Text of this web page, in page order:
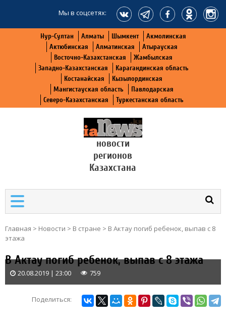
Мы в соцсетях:
Нур-Султан Алматы Шымкент
Акмолинская
Актюбинская
Алматинская
Атырауская
Восточно-Казахстанская
Жамбылская
Западно-Казахстанская
Карагандинская область
Костанайская
Кызылординская
Мангистауская область
Павлодарская
Северо-Казахстанская
Туркестанская область
новости
регионов
Казахстана
Главная > Новости > В стране > В Актау погиб ребенок, выпав с 8
этажа
В Актау погиб ребенок, выпав с 8 этажа
20.08.2019 | 23:00 759
Поделиться: